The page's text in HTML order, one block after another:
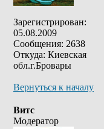
Зарегистрирован:
05.08.2009
Сообщения: 2638
Откуда: Киевская
обл.г.Бровары
Вернуться к началу
Витс
Модератор